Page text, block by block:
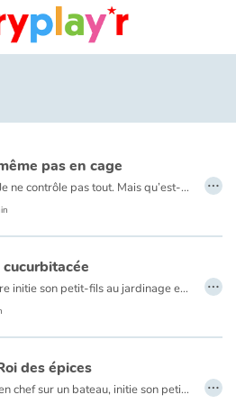
pas en cage
J’ai neuf ans. Je ne contrôle pas tout. Mais qu’est-ce que j’y peux moi, si maman est tombée amoureuse d’une fille qui s’appelle Christelle ? »
…
cucurbitacée
Un grand-père initie son petit-fils au jardinage et le « traite de cucurbitacée » devant ses maladresses. …
des épices
Un papi, ancien chef sur un bateau, initie son petit-fils à la cuisine.
…